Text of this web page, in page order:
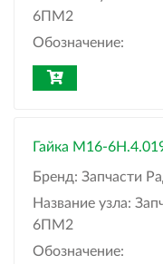
6ПМ2
Обозначение:
Гайка М16-
Бренд: Запчасти
Название узла:
6ПМ2
Обозначение: